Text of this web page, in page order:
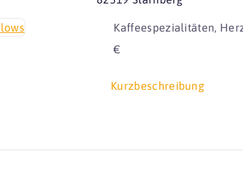
Kaffeespezialitäten,
€
Kurzbeschreibung